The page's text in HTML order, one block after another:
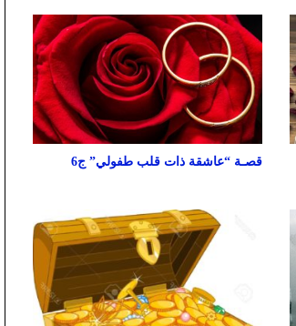
قصـة “عاشقة ذات قلب طفولي” ج6